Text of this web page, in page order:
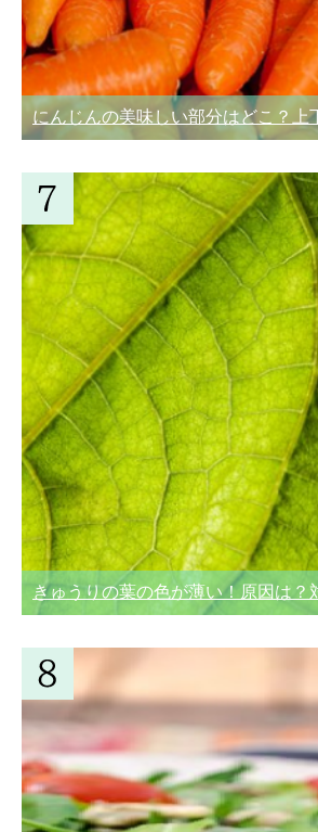
にんじんの美味しい部分はどこ？上
きゅうりの葉の色が薄い！原因は？